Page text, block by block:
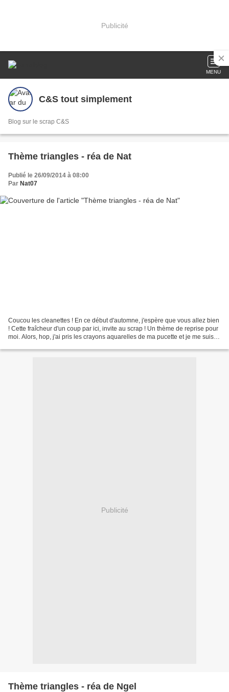
Publicité
MENU
C&S tout simplement
Blog sur le scrap C&S
Thème triangles - réa de Nat
Publié le 26/09/2014 à 08:00
Par Nat07
Coucou les cleanettes ! En ce début d'automne, j'espère que vous allez bien
! Cette fraîcheur d'un coup par ici, invite au scrap ! Un thème de reprise pour
moi. Alors, hop, j'ai pris les crayons aquarelles de ma pucette et je me suis
Publicité
Thème triangles - réa de Ngel